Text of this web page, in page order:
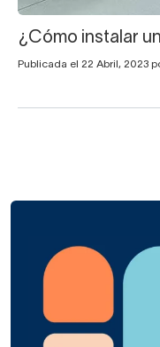
¿Cómo instalar
Publicada el 22 Abril, 2023